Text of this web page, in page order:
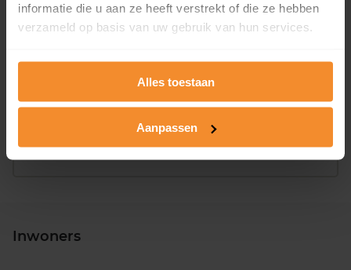
informatie die u aan ze heeft verstrekt of die ze hebben
verzameld op basis van uw gebruik van hun services.
Alles toestaan
Aanpassen
2008 of later
0%
Inwoners